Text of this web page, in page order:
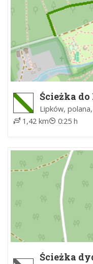
Ścieżka
Lipków,
1,42 km
0:25 h
Ścieżka